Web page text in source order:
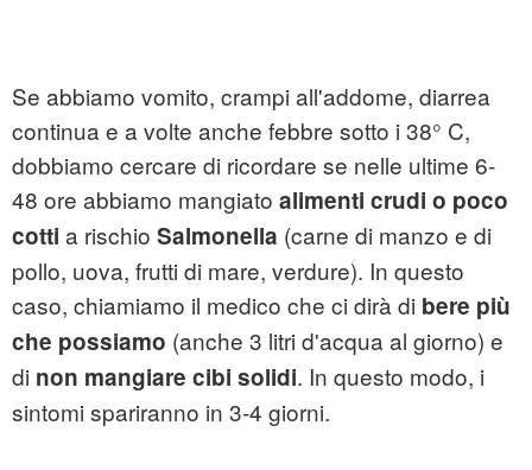
Se abbiamo vomito, crampi all'addome, diarrea
continua e a volte anche febbre sotto i 38° C,
dobbiamo cercare di ricordare se nelle ultime 6-
48 ore abbiamo mangiato alimenti crudi o poco
cotti a rischio Salmonella (carne di manzo e di
pollo, uova, frutti di mare, verdure). In questo
caso, chiamiamo il medico che ci dirà di bere più
che possiamo (anche 3 litri d'acqua al giorno) e
di non mangiare cibi solidi. In questo modo, i
sintomi spariranno in 3-4 giorni.